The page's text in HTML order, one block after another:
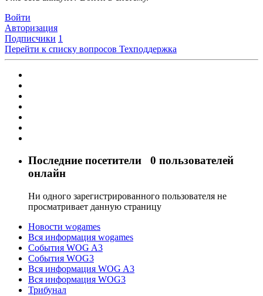
Войти
Авторизация
Подписчики 1
Перейти к списку вопросов Техподдержка
Последние посетители 0 пользователей
онлайн
Ни одного зарегистрированного пользователя не
просматривает данную страницу
Новости wogames
Вся информация wogames
События WOG A3
События WOG3
Вся информация WOG A3
Вся информация WOG3
Трибунал